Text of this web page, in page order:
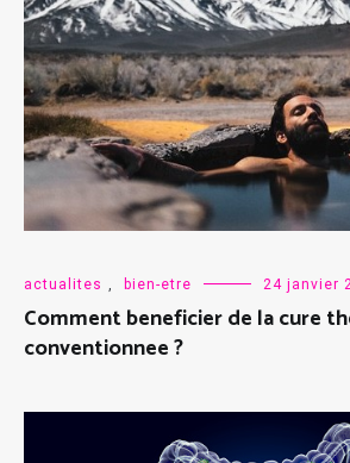
actualites , bien-etre 24 janvier
Comment beneficier de la cure
conventionnee ?